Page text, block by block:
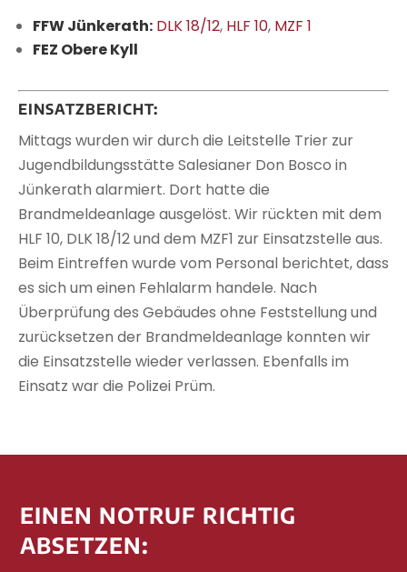
FFW Jünkerath: DLK 18/12, HLF 10, MZF 1
FEZ Obere Kyll
EINSATZBERICHT:
Mittags wurden wir durch die Leitstelle Trier zur
Jugendbildungsstätte Salesianer Don Bosco in
Jünkerath alarmiert. Dort hatte die
Brandmeldeanlage ausgelöst. Wir rückten mit dem
HLF 10, DLK 18/12 und dem MZF1 zur Einsatzstelle aus.
Beim Eintreffen wurde vom Personal berichtet, dass
es sich um einen Fehlalarm handele. Nach
Überprüfung des Gebäudes ohne Feststellung und
zurücksetzen der Brandmeldeanlage konnten wir
die Einsatzstelle wieder verlassen. Ebenfalls im
Einsatz war die Polizei Prüm.
EINEN NOTRUF RICHTIG
ABSETZEN: